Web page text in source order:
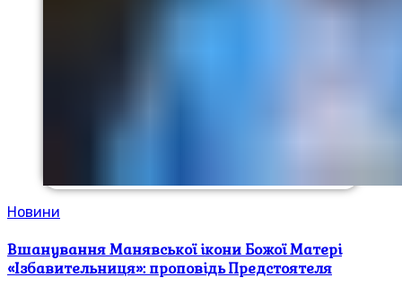
Новини
Вшанування Манявської ікони Божої Матері
«Ізбавительниця»: проповідь Предстоятеля